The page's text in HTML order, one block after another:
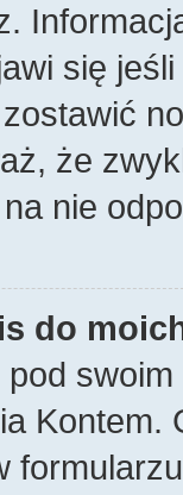
się
że
nie
do